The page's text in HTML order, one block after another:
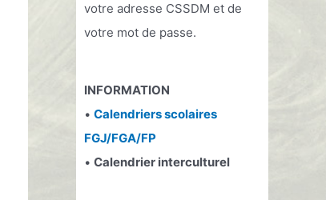
votre adresse CSSDM et de
votre mot de passe.
INFORMATION
• Calendriers scolaires
FGJ/FGA/FP
• Calendrier interculturel